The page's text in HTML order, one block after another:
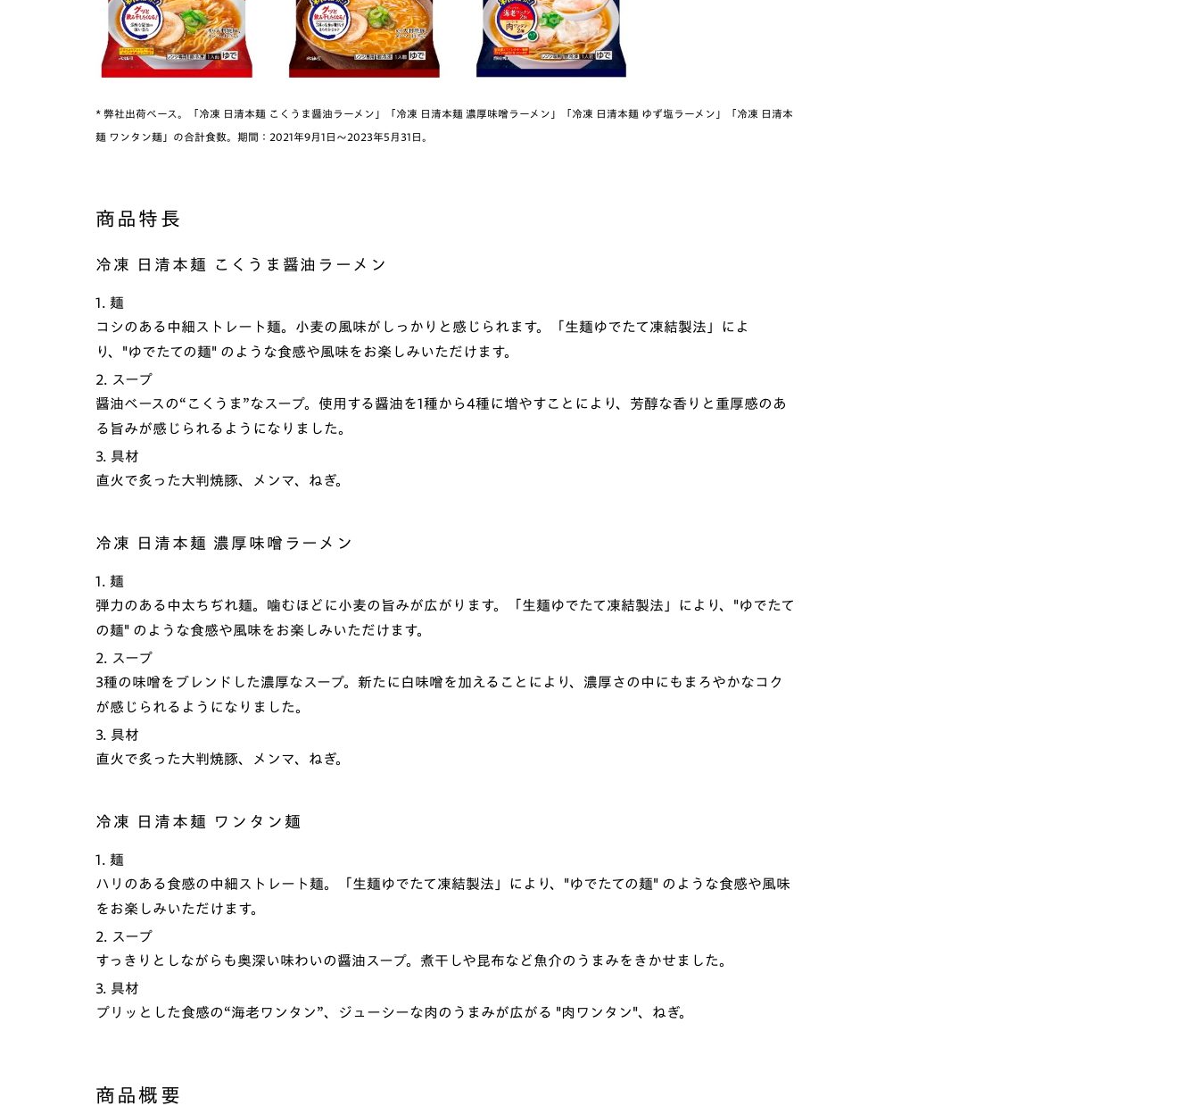
* 弊社出荷ベース。「冷凍 日清本麺 こくうま醤油ラーメン」「冷凍 日清本麺 濃厚味噌ラーメン」「冷凍 日清本麺 ゆず塩ラーメン」「冷凍 日清本
麺 ワンタン麺」の合計食数。期間：2021年9月1日～2023年5月31日。
商品特長
冷凍 日清本麺 こくうま醤油ラーメン
1. 麺
コシのある中細ストレート麺。小麦の風味がしっかりと感じられます。「生麺ゆでたて凍結製法」によ
り、"ゆでたての麺" のような食感や風味をお楽しみいただけます。
2. スープ
醤油ベースの“こくうま”なスープ。使用する醤油を1種から4種に増やすことにより、芳醇な香りと重厚感のあ
る旨みが感じられるようになりました。
3. 具材
直火で炙った大判焼豚、メンマ、ねぎ。
冷凍 日清本麺 濃厚味噌ラーメン
1. 麺
弾力のある中太ちぢれ麺。噛むほどに小麦の旨みが広がります。「生麺ゆでたて凍結製法」により、"ゆでたて
の麺" のような食感や風味をお楽しみいただけます。
2. スープ
3種の味噌をブレンドした濃厚なスープ。新たに白味噌を加えることにより、濃厚さの中にもまろやかなコク
が感じられるようになりました。
3. 具材
直火で炙った大判焼豚、メンマ、ねぎ。
冷凍 日清本麺 ワンタン麺
1. 麺
ハリのある食感の中細ストレート麺。「生麺ゆでたて凍結製法」により、"ゆでたての麺" のような食感や風味
をお楽しみいただけます。
2. スープ
すっきりとしながらも奥深い味わいの醤油スープ。煮干しや昆布など魚介のうまみをきかせました。
3. 具材
プリッとした食感の“海老ワンタン”、ジューシーな肉のうまみが広がる "肉ワンタン"、ねぎ。
商品概要